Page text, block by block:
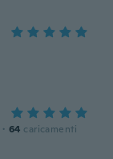
· 64 caricamenti